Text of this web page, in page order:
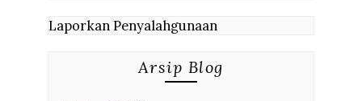
Laporkan Penyalahgunaan
Arsip Blog